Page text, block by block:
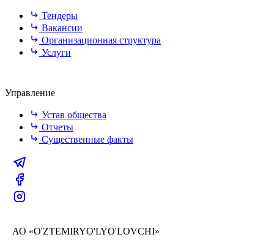
Тендеры
Вакансии
Организационная структура
Услуги
Управление
Устав общества
Отчеты
Существенные факты
АО «O'ZTEMIRYO'LYO'LOVCHI»